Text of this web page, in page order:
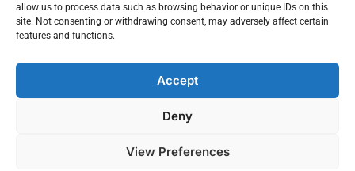
allow us to process data such as browsing behavior or unique IDs on this
site. Not consenting or withdrawing consent, may adversely affect certain
features and functions.
Accept
Deny
View Preferences
Über uns
Blog